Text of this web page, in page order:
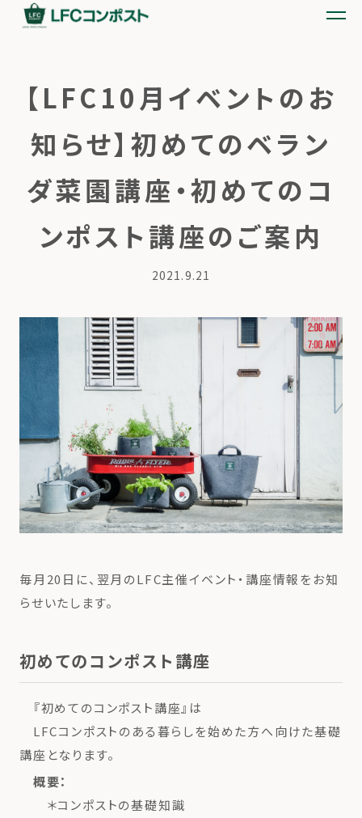
【LFC10月イベントのお
知らせ】初めてのベラン
ダ菜園講座・初めてのコ
ンポスト講座のご案内
2021.9.21
毎月20日に、翌月のLFC主催イベント・講座情報をお知
らせいたします。
初めてのコンポスト講座
『初めてのコンポスト講座』は
LFCコンポストのある暮らしを始めた方へ向けた基礎
講座となります。
概要：
＊コンポストの基礎知識